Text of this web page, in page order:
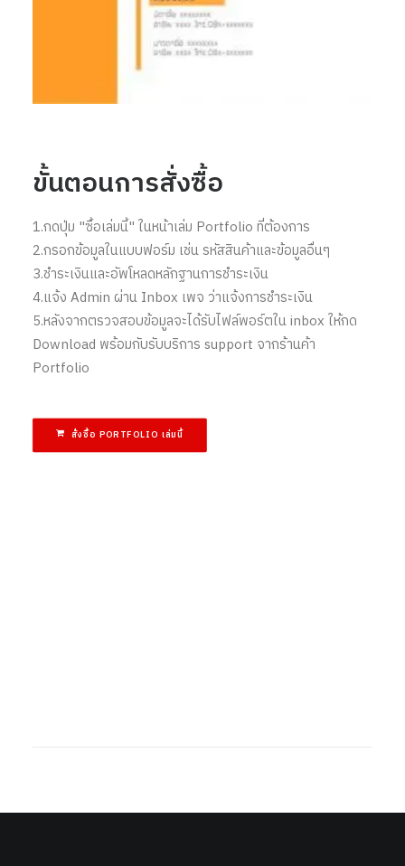
ขั้นตอนการสั่งซื้อ
1.กดปุ่ม "ซื้อเล่มนี้" ในหน้าเล่ม Portfolio ที่ต้องการ
2.กรอกข้อมูลในแบบฟอร์ม เช่น รหัสสินค้าและข้อมูลอื่นๆ
3.ชำระเงินและอัพโหลดหลักฐานการชำระเงิน
4.แจ้ง Admin ผ่าน Inbox เพจ ว่าแจ้งการชำระเงิน
5.หลังจากตรวจสอบข้อมูลจะได้รับไฟล์พอร์ตใน inbox ให้กด
Download พร้อมกับรับบริการ support จากร้านค้า
Portfolio
สั่งซื้อ PORTFOLIO เล่มนี้